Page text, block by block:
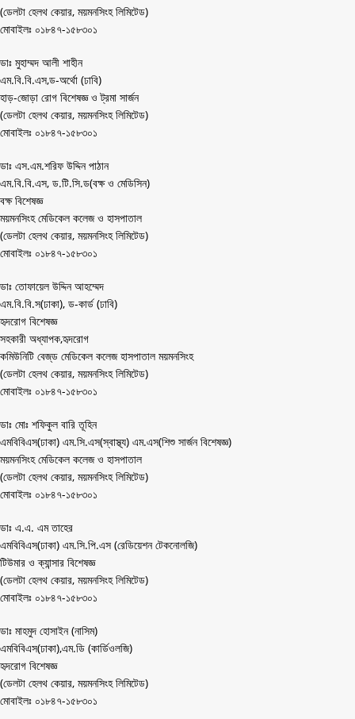
(ডেলটা হেলথ কেয়ার, ময়মনসিংহ লিমিটেড)
মোবাইলঃ ০১৮৪৭-১৫৮৩০১
ডাঃ মুহাম্মদ আলী শাহীন
এম.বি.বি.এস,ড-অর্থো (ঢাবি)
হাড়-জোড়া রোগ বিশেষজ্ঞ ও ট্রমা সার্জন
(ডেলটা হেলথ কেয়ার, ময়মনসিংহ লিমিটেড)
মোবাইলঃ ০১৮৪৭-১৫৮৩০১
ডাঃ এস.এম.শরিফ উদ্দিন পাঠান
এম.বি.বি.এস, ড.টি.সি.ড(বক্ষ ও মেডিসিন)
বক্ষ বিশেষজ্ঞ
ময়মনসিংহ মেডিকেল কলেজ ও হাসপাতাল
(ডেলটা হেলথ কেয়ার, ময়মনসিংহ লিমিটেড)
মোবাইলঃ ০১৮৪৭-১৫৮৩০১
ডাঃ তোফায়েল উদ্দিন আহম্মেদ
এম.বি.বি.স(ঢাকা), ড-কার্ড (ঢাবি)
হৃদরোগ বিশেষজ্ঞ
সহকারী অধ্যাপক,হৃদরোগ
কমিউনিটি বেজ্‌ড মেডিকেল কলেজ হাসপাতাল ময়মনসিংহ
(ডেলটা হেলথ কেয়ার, ময়মনসিংহ লিমিটেড)
মোবাইলঃ ০১৮৪৭-১৫৮৩০১
ডাঃ মোঃ শফিকুল বারি তূহিন
এমবিবিএস(ঢাকা) এম.সি.এস(স্বাস্থ্য) এম.এস(শিশু সার্জন বিশেষজ্ঞ)
ময়মনসিংহ মেডিকেল কলেজ ও হাসপাতাল
(ডেলটা হেলথ কেয়ার, ময়মনসিংহ লিমিটেড)
মোবাইলঃ ০১৮৪৭-১৫৮৩০১
ডাঃ এ.এ. এম তাহের
এমবিবিএস(ঢাকা) এম.সি.পি.এস (রেডিয়েশন টেকনোলজি)
টিউমার ও ক্যান্সার বিশেষজ্ঞ
(ডেলটা হেলথ কেয়ার, ময়মনসিংহ লিমিটেড)
মোবাইলঃ ০১৮৪৭-১৫৮৩০১
ডাঃ মাহমুদ হোসাইন (নাসিম)
এমবিবিএস(ঢাকা),এম.ডি (কার্ডিওলজি)
হৃদরোগ বিশেষজ্ঞ
(ডেলটা হেলথ কেয়ার, ময়মনসিংহ লিমিটেড)
মোবাইলঃ ০১৮৪৭-১৫৮৩০১